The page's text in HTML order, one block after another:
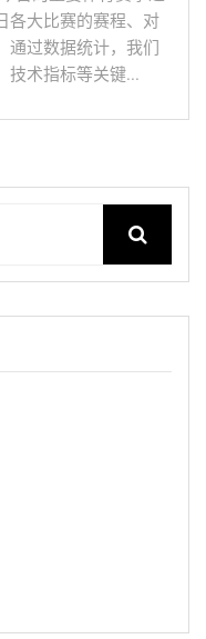
各大比赛的赛程、对
通过数据统计，我们
技术指标等关键...